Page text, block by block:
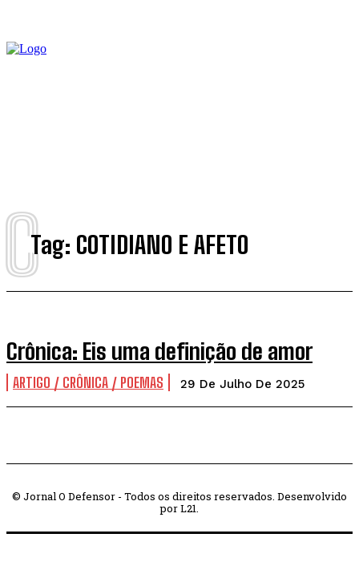
Tag: COTIDIANO E AFETO
C
Crônica: Eis uma definição de amor
ARTIGO / CRÔNICA / POEMAS 29 De Julho De 2025
© Jornal O Defensor - Todos os direitos reservados. Desenvolvido
por L21.